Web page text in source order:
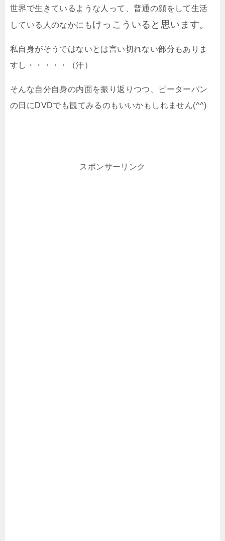
世界で生きているような人って、普通の顔をして生活
している人のなかにもけっこういると思います。
私自身がそうではないとは言い切れない部分もありま
すし・・・・・（汗）
そんな自分自身の内面を振り返りつつ、ピーターパン
の日にDVDでも観てみるのもいいかもしれません(^^)
スポンサーリンク